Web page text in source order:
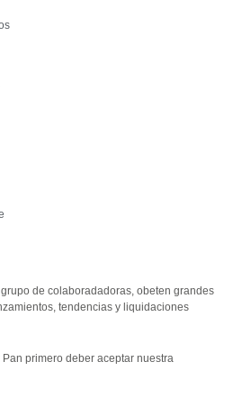
de colaboradadoras, obeten grandes
tendencias y liquidaciones
primero deber aceptar nuestra